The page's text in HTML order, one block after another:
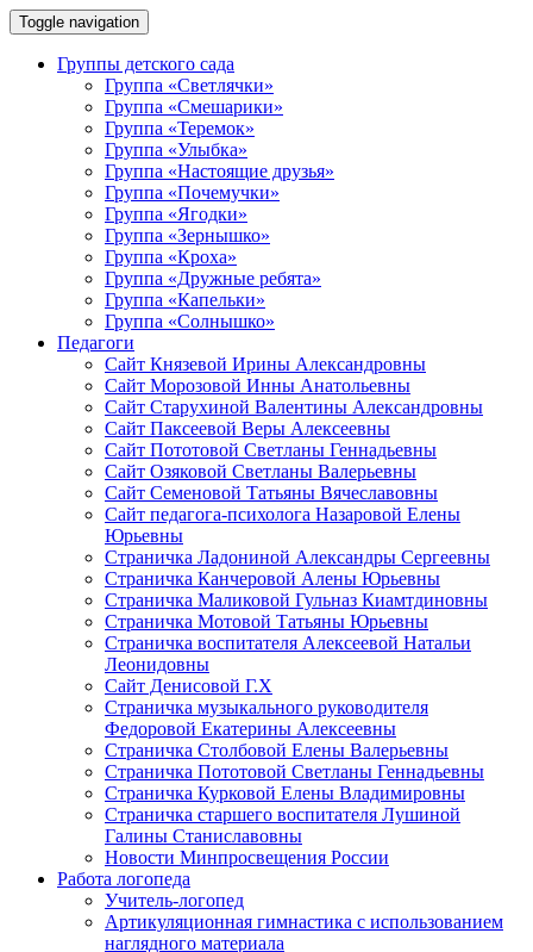
Toggle navigation
Группы детского сада
Группа «Светлячки»
Группа «Смешарики»
Группа «Теремок»
Группа «Улыбка»
Группа «Настоящие друзья»
Группа «Почемучки»
Группа «Ягодки»
Группа «Зернышко»
Группа «Кроха»
Группа «Дружные ребята»
Группа «Капельки»
Группа «Солнышко»
Педагоги
Сайт Князевой Ирины Александровны
Сайт Морозовой Инны Анатольевны
Сайт Старухиной Валентины Александровны
Сайт Паксеевой Веры Алексеевны
Сайт Пототовой Светланы Геннадьевны
Сайт Озяковой Светланы Валерьевны
Сайт Семеновой Татьяны Вячеславовны
Сайт педагога-психолога Назаровой Елены
Юрьевны
Страничка Ладониной Александры Сергеевны
Страничка Канчеровой Алены Юрьевны
Страничка Маликовой Гульназ Киамтдиновны
Страничка Мотовой Татьяны Юрьевны
Cтраничка воспитателя Алексеевой Натальи
Леонидовны
Сайт Денисовой Г.Х
Страничка музыкального руководителя
Федоровой Екатерины Алексеевны
Страничка Столбовой Елены Валерьевны
Страничка Пототовой Светланы Геннадьевны
Страничка Курковой Елены Владимировны
Страничка старшего воспитателя Лушиной
Галины Станиславовны
Новости Минпросвещения России
Работа логопеда
Учитель-логопед
Артикуляционная гимнастика с использованием
наглядного материала